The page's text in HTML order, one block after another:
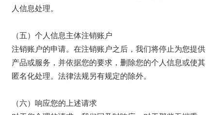
人信息处理。
（五）个人信息主体注销账户
注销账户的申请。在注销账户之后，我们将停止为您提供
产品或服务，并依据您的要求，删除您的个人信息或使其
匿名化处理。法律法规另有规定的除外。
（六）响应您的上述请求